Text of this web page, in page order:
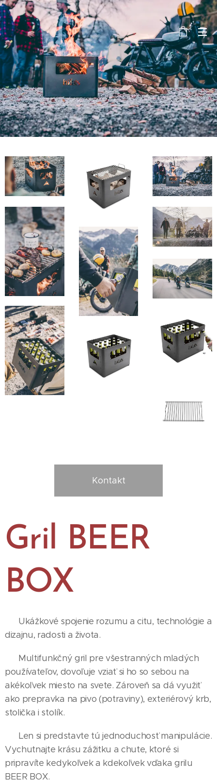
Kontakt
Gril BEER
BOX
Ukážkové spojenie rozumu a citu, technológie a
dizajnu, radosti a života.
Multifunkčný gril pre všestranných mladých
používateľov, dovoľuje vziať si ho so sebou na
akékoľvek miesto na svete. Zároveň sa dá využiť
ako prepravka na pivo (potraviny), exteriérový krb,
stolička i stolík.
Len si predstavte tú jednoduchosť manipulácie.
Vychutnajte krásu zážitku a chute, ktoré si
pripravíte kedykoľvek a kdekoľvek vďaka grilu
BEER BOX.